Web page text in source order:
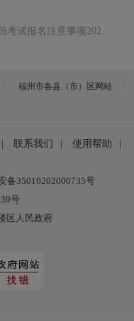
报名注意事项2026.docx
福州市各县（市）区网站
联系我们 使用帮助
备35010202000735号
号
区人民政府